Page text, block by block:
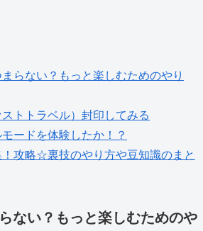
らない？もっと楽しむためのやり
トトラベル）封印してみる
ードを体験したか！？
！攻略☆裏技のやり方や豆知識のまと
ない？もっと楽しむためのや